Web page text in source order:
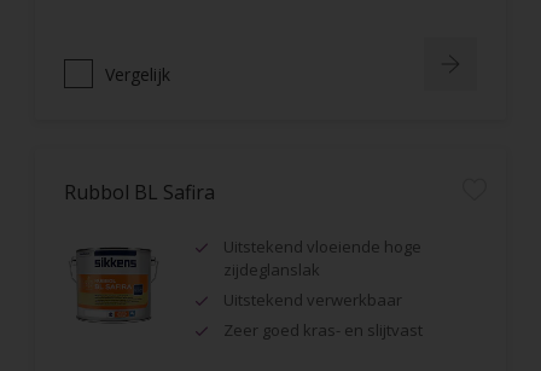
Vergelijk
Rubbol BL Safira
Uitstekend vloeiende hoge
zijdeglanslak
Uitstekend verwerkbaar
Zeer goed kras- en slijtvast